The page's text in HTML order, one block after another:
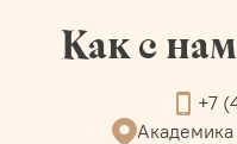
Как с
+7